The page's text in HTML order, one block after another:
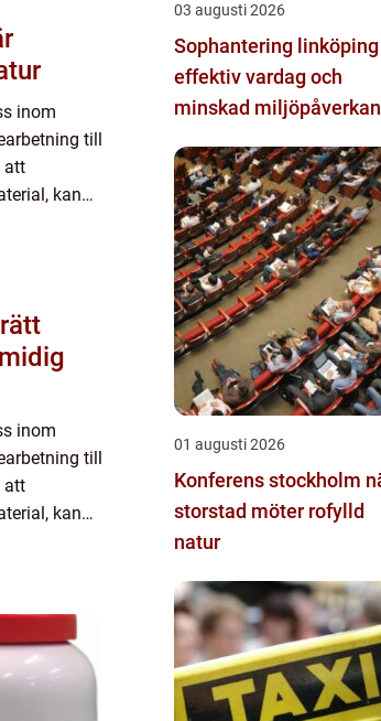
inom
till
att
kan
inom
till
att
kan
03 augusti 2026
Sophantering linköping
effektiv vardag och
minskad miljöpåverkan
01 augusti 2026
Konferens stockholm när
storstad möter rofylld
natur